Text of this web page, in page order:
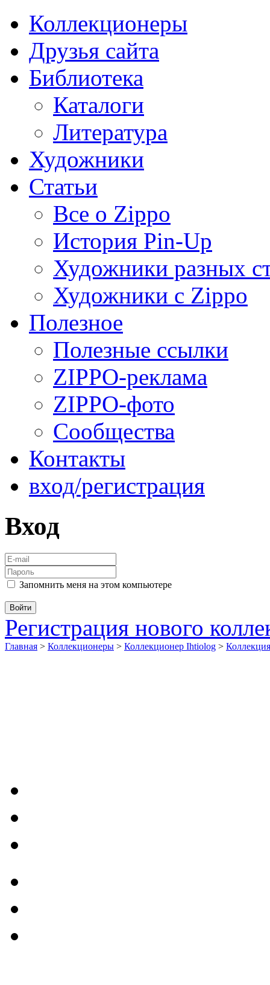
Коллекционеры
Друзья сайта
Библиотека
Каталоги
Литература
Художники
Статьи
Все о Zippo
История Pin-Up
Художники разных
Художники с Zippo
Полезное
Полезные ссылки
ZIPPO-реклама
ZIPPO-фото
Сообщества
Контакты
вход/регистрация
Вход
Запомнить меня на этом компьютере
Регистрация нового
Главная > Коллекционеры > Коллекционер Ihtiolog >